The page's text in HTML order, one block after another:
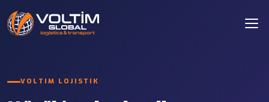
VOLTIM LOJISTIK